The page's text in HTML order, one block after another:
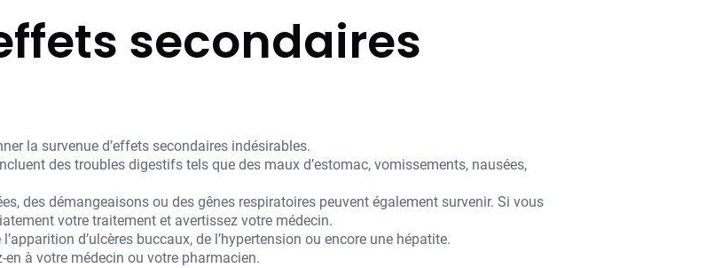
secondaires
la survenue d’effets secondaires indésirables.
des troubles digestifs tels que des maux d’estomac, vomissements, nausées,
des démangeaisons ou des gênes respiratoires peuvent également survenir. Si vous
votre traitement et avertissez votre médecin.
d’ulcères buccaux, de l’hypertension ou encore une hépatite.
à votre médecin ou votre pharmacien.